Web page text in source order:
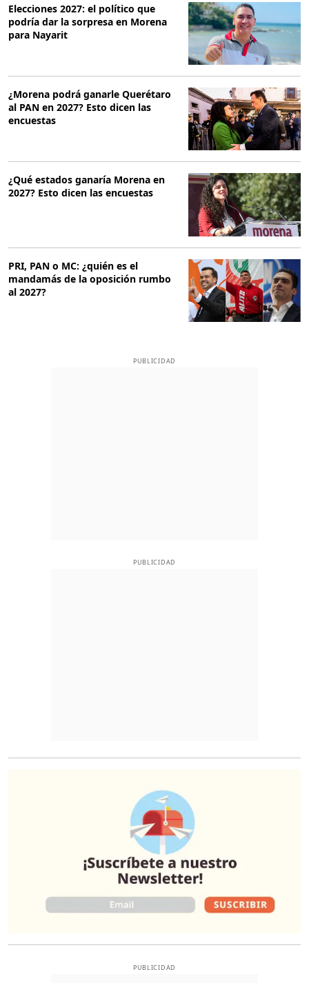
Elecciones 2027: el político que
podría dar la sorpresa en Morena
para Nayarit
¿Morena podrá ganarle Querétaro
al PAN en 2027? Esto dicen las
encuestas
¿Qué estados ganaría Morena en
2027? Esto dicen las encuestas
PRI, PAN o MC: ¿quién es el
mandamás de la oposición rumbo
al 2027?
PUBLICIDAD
PUBLICIDAD
PUBLICIDAD